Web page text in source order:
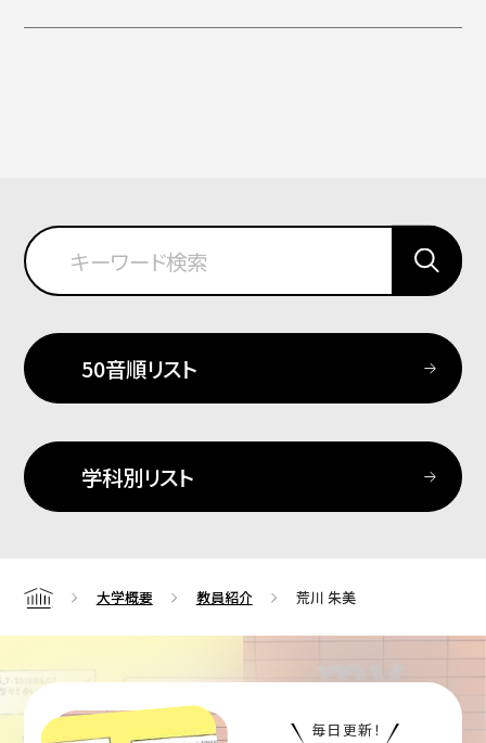
50音順リスト
学科別リスト
Home 大学概要 教員紹介 荒川 朱美
毎日更新！